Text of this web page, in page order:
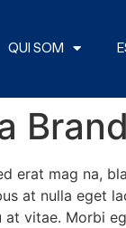
QUI SOM
erat mag na,
at nulla eget
vitae. Morbi